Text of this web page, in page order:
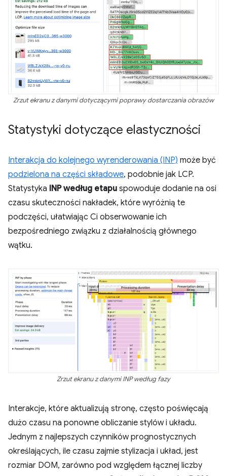
Zrzut ekranu z danymi dotyczącymi poprawy dostarczania obrazów
Statystyki dotyczące elastyczności
Interakcja do kolejnego wyrenderowania (INP) może być
podzielona na części składowe, podobnie jak LCP.
Statystyka INP według etapu spowoduje dodanie na osi
czasu skuteczności nakładek, które wyróżnią te
podczęści, ułatwiając Ci obserwowanie ich
bezpośredniego związku z działalnością głównego
wątku.
Zrzut ekranu z danymi INP według fazy
Interakcje, które aktualizują stronę, często poświęcają
dużo czasu na ponowne obliczanie stylów i układu.
Jednym z najlepszych czynników prognostycznych
określających, ile czasu zajmie stylizacja i układ, jest
rozmiar DOM, zarówno pod względem łącznej liczby